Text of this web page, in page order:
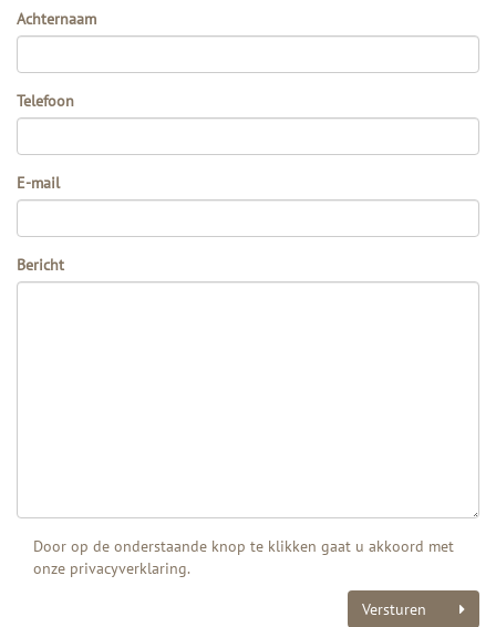
Achternaam
Telefoon
E-mail
Bericht
Door op de onderstaande knop te klikken gaat u akkoord met
onze privacyverklaring.
Versturen